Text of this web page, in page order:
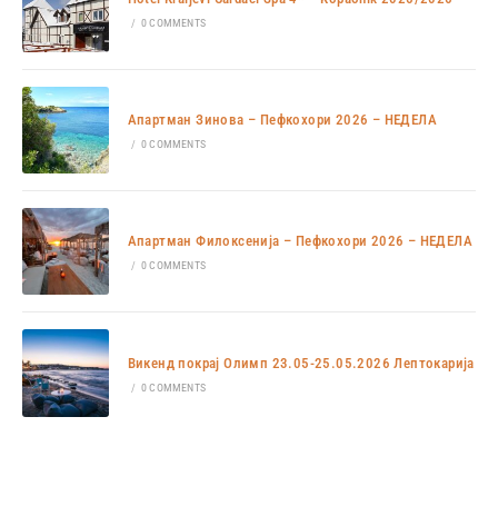
/ 0 COMMENTS
Апартман Зинова – Пефкохори 2026 – НЕДЕЛА
/ 0 COMMENTS
Апартман Филоксенија – Пефкохори 2026 – НЕДЕЛА
/ 0 COMMENTS
Викенд покрај Олимп 23.05-25.05.2026 Лептокарија
/ 0 COMMENTS